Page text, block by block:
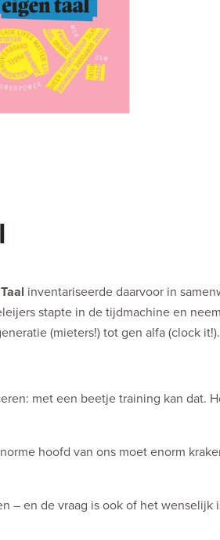
inventariseerde daarvoor in
stapte in de tijdmachine en
(mieters!) tot gen alfa (clock it!).
met een beetje training kan dat.
hoofd van ons moet enorm
en de vraag is ook of het wenselijk